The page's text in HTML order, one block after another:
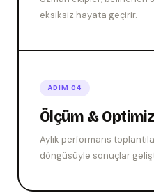
eksiksiz hayata geçirir.
ADIM 04
Ölçüm &
Aylık performans
döngüsüyle sonuçlar